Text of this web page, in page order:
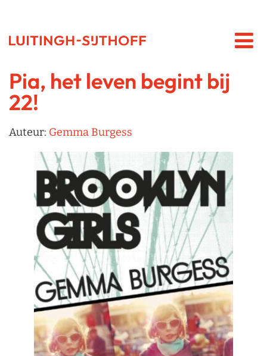
Pia, het leven begint bij
22!
Auteur: Gemma Burgess